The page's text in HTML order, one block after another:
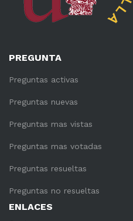
PREGUNTA
Preguntas activas
Preguntas nuevas
Preguntas mas vistas
Preguntas mas votadas
Preguntas resueltas
Preguntas no resueltas
ENLACES